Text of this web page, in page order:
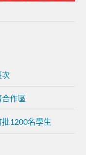
作區
1200名學生